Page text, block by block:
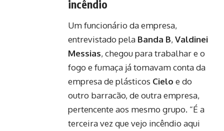
incêndio
Um funcionário da empresa,
entrevistado pela Banda B, Valdinei
Messias, chegou para trabalhar e o
fogo e fumaça já tomavam conta da
empresa de plásticos Cielo e do
outro barracão, de outra empresa,
pertencente aos mesmo grupo. “É a
terceira vez que vejo incêndio aqui